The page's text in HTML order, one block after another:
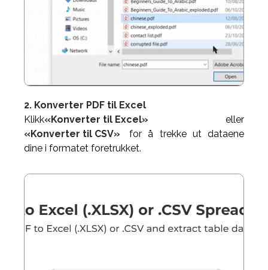
2. Konverter PDF til Excel
Klikk«Konverter til Excel»
eller
«Konverter til CSV»
for å trekke ut dataene
dine i formatet foretrukket.